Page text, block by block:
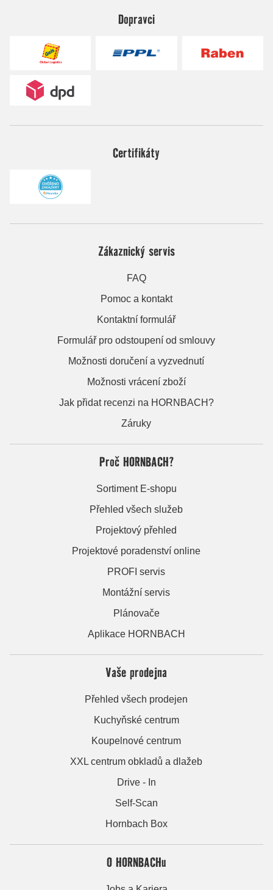
Dopravci
Certifikáty
Zákaznický servis
FAQ
Pomoc a kontakt
Kontaktní formulář
Formulář pro odstoupení od smlouvy
Možnosti doručení a vyzvednutí
Možnosti vrácení zboží
Jak přidat recenzi na HORNBACH?
Záruky
Proč HORNBACH?
Sortiment E-shopu
Přehled všech služeb
Projektový přehled
Projektové poradenství online
PROFI servis
Montážní servis
Plánovače
Aplikace HORNBACH
Vaše prodejna
Přehled všech prodejen
Kuchyňské centrum
Koupelnové centrum
XXL centrum obkladů a dlažeb
Drive - In
Self-Scan
Hornbach Box
O HORNBACHu